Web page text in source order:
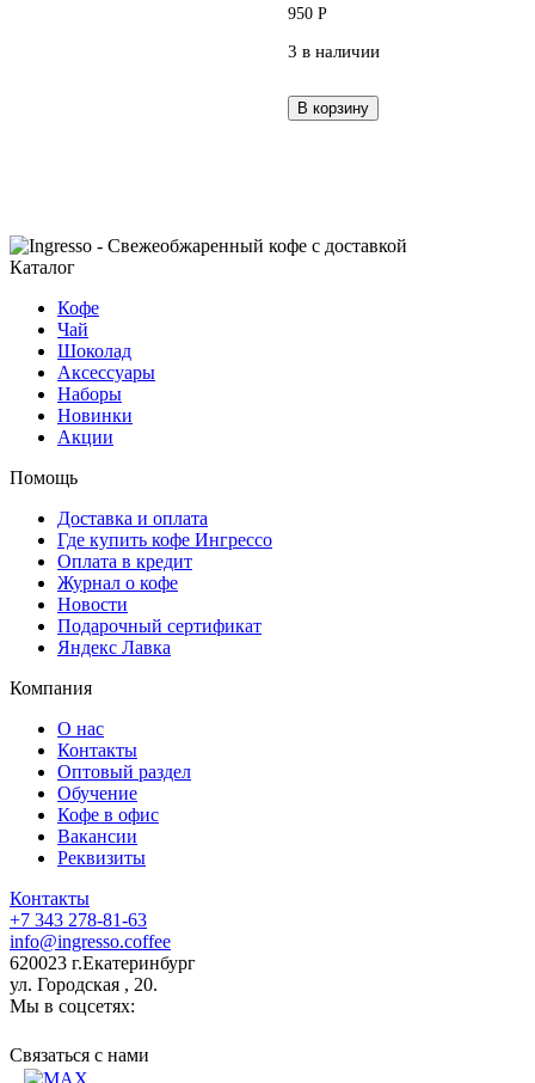
950 Р
3 в наличии
В корзину
Каталог
Кофе
Чай
Шоколад
Аксессуары
Наборы
Новинки
Акции
Помощь
Доставка и оплата
Где купить кофе Ингрессо
Оплата в кредит
Журнал о кофе
Новости
Подарочный сертификат
Яндекс Лавка
Компания
О нас
Контакты
Оптовый раздел
Обучение
Кофе в офис
Вакансии
Реквизиты
Контакты
+7 343 278-81-63
info@ingresso.coffee
620023 г.Екатеринбург
ул. Городская , 20.
Мы в соцсетях:
Связаться c нами